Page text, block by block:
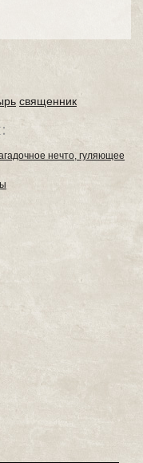
священник
нечто, гуляющее